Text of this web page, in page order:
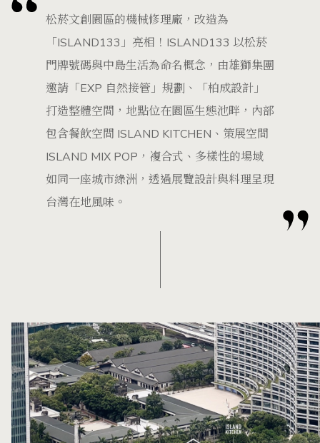
松菸文創園區的機械修理廠，改造為
「ISLAND133」亮相！ISLAND133 以松菸
門牌號碼與中島生活為命名概念，由雄獅集團
邀請「EXP 自然接管」規劃、「柏成設計」
打造整體空間，地點位在園區生態池畔，內部
包含餐飲空間 ISLAND KITCHEN、策展空間
ISLAND MIX POP，複合式、多樣性的場域
如同一座城市綠洲，透過展覽設計與料理呈現
台灣在地風味。